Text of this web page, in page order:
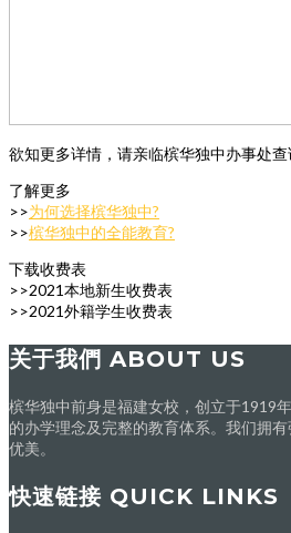
欲知更多详情，请亲临槟华独中办事处查
了解更多
>>为何选择槟华独中?
>>槟华独中的全能教育?
下载收费表
>>2021本地新生收费表
>>2021外籍学生收费表
关于我們 ABOUT US
槟华独中前身是福建女校，创立于1919
的办学理念及完整的教育体系。我们拥
优美。
快速链接 QUICK LINKS